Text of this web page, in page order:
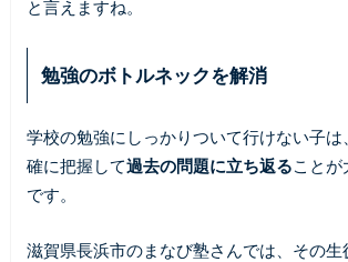
と言えますね。
勉強のボトルネックを解消
学校の勉強にしっかりついて行けない子は
確に把握して過去の問題に立ち返ることが
です。
滋賀県長浜市のまなび塾さんでは、その生